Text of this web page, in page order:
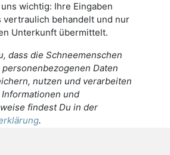
wichtig: Ihre Eingaben
vertraulich behandelt und nur
Unterkunft übermittelt.
dass die Schneemenschen
personenbezogenen Daten
nutzen und verarbeiten
und
findest Du in der
.